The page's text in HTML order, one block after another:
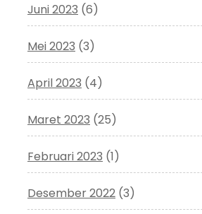
Juni 2023 (6)
Mei 2023 (3)
April 2023 (4)
Maret 2023 (25)
Februari 2023 (1)
Desember 2022 (3)